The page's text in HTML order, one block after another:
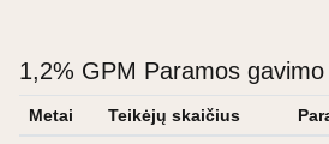
1,2% GPM Paramos
Metai Teikėjų skaičius